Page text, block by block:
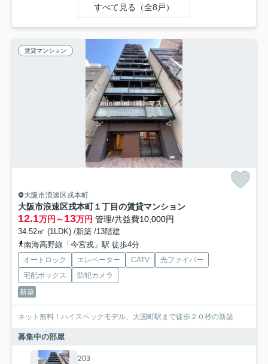
すべて見る（全8戸）
賃貸マンション
大阪市浪速区戎本町
大阪市浪速区戎本町１丁目の賃貸マンション
12.1万円～13万円 管理/共益費10,000円
34.52㎡ (1LDK) /新築 /13階建
南海高野線「今宮戎」駅 徒歩4分
オートロック エレベーター CATV
光ファイバー
宅配ボックス
防犯カメラ
新築
ネット無料！ハイスペックモデル、大国町駅まで徒歩２０秒の新築
募集中の部屋
203